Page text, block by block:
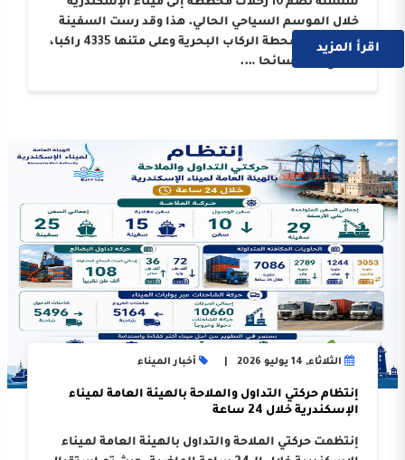
سلسلة تضم 10 رحلات مخططة إلى ميناء الإسكندرية
خلال الموسم السياحي الحالي. هذا وقد رست السفينة
على أرصفة محطة الركاب البحرية وعلى متنها 4335 راكبا،
اقرأ المزيد
الثلاثاء, 14 يوليو 2026 أخبار الميناء
إنتظام حركتي التداول والملاحة بالهيئة العامة لميناء
الإسكندرية خلال 24 ساعة
إنتظمت حركتي الملاحة والتداول بالهيئة العامة لميناء